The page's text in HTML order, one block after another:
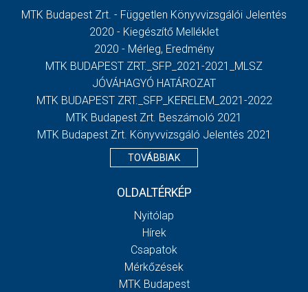
MTK Budapest Zrt. - Független Könyvvizsgálói Jelentés
2020 - Kiegészítő Melléklet
2020 - Mérleg, Eredmény
MTK BUDAPEST ZRT._SFP_2021-2021_MLSZ
JÓVÁHAGYÓ HATÁROZAT
MTK BUDAPEST ZRT._SFP_KERELEM_2021-2022
MTK Budapest Zrt. Beszámoló 2021
MTK Budapest Zrt. Könyvvizsgáló Jelentés 2021
TOVÁBBIAK
OLDALTÉRKÉP
Nyitólap
Hírek
Csapatok
Mérkőzések
MTK Budapest